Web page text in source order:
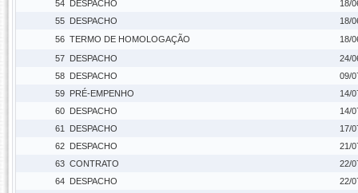
54 DESPACHO
18/
55 DESPACHO
18/
56 TERMO DE HOMOLOGAÇÃO
18/
57 DESPACHO
24/
58 DESPACHO
09/
59 PRÉ-EMPENHO
14/
60 DESPACHO
14/
61
DESPACHO
17/
62 DESPACHO
21/
63 CONTRATO
22/
64 DESPACHO
22/